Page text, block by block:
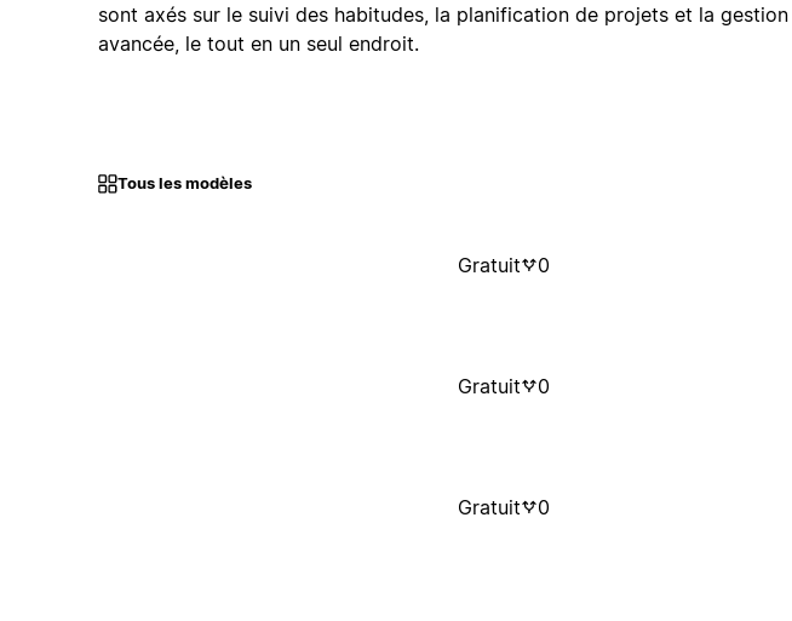
sont axés sur le suivi des habitudes, la planification de projets et la gestion
avancée, le tout en un seul endroit.
Tous les modèles
Gratuit 0
Gratuit 0
Gratuit 0